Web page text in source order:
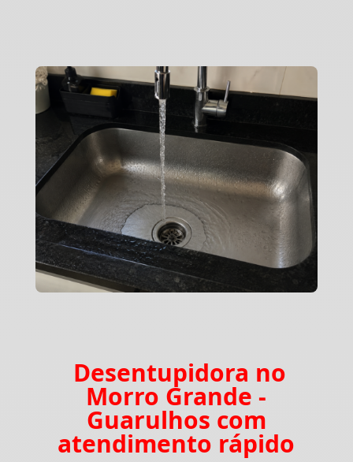
Desentupidora no
Morro Grande -
Guarulhos com
atendimento rápido